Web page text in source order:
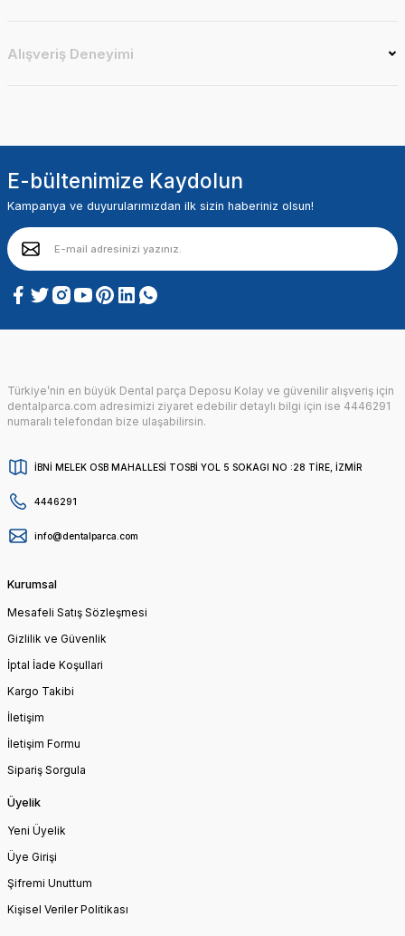
Alışveriş Deneyimi
E-bültenimize Kaydolun
Kampanya ve duyurularımızdan ilk sizin haberiniz olsun!
Türkiye’nin en büyük Dental parça Deposu Kolay ve güvenilir alışveriş için
dentalparca.com adresimizi ziyaret edebilir detaylı bilgi için ise 4446291
numaralı telefondan bize ulaşabilirsin.
İBNİ MELEK OSB MAHALLESİ TOSBİ YOL 5 SOKAGI NO :28 TİRE, İZMİR
4446291
info@dentalparca.com
Kurumsal
Mesafeli Satış Sözleşmesi
Gizlilik ve Güvenlik
İptal İade Koşullari
Kargo Takibi
İletişim
İletişim Formu
Sipariş Sorgula
Üyelik
Yeni Üyelik
Üye Girişi
Şifremi Unuttum
Kişisel Veriler Politikası